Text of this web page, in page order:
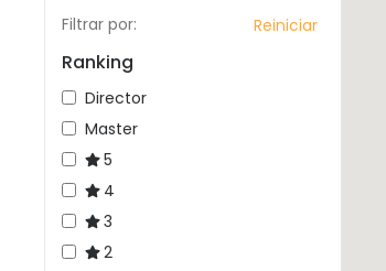
Filtrar por: Reiniciar
Ranking
Director
Master
5
4
3
2